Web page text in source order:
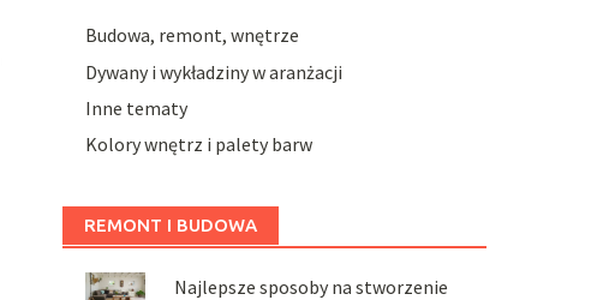
Budowa, remont, wnętrze
Dywany i wykładziny w aranżacji
Inne tematy
Kolory wnętrz i palety barw
REMONT I BUDOWA
Najlepsze sposoby na stworzenie